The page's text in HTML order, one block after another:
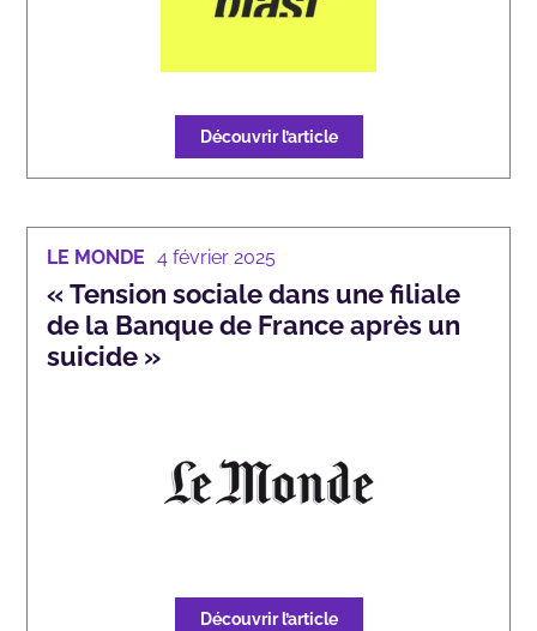
Découvrir l’article
LE MONDE 4 février 2025
« Tension sociale dans une filiale
de la Banque de France après un
suicide »
Découvrir l’article